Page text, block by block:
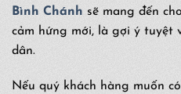
Bình Chánh sẽ mang đến
cảm hứng mới, là gợi ý tuyệt
dân.
Nếu quý khách hàng muốn